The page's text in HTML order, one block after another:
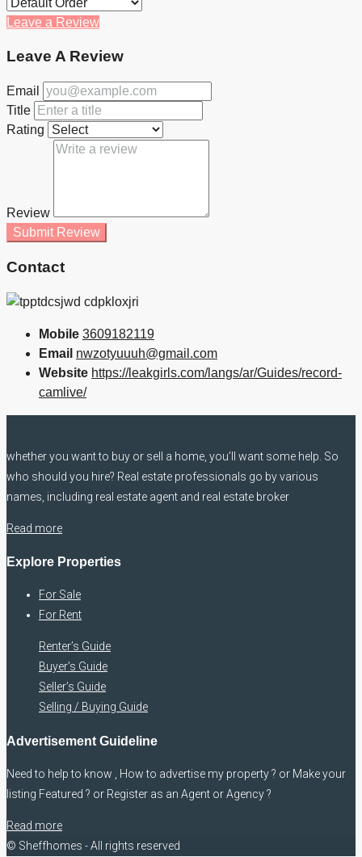
Leave a Review
Leave A Review
Email
Title
Rating
Review
Submit Review
Contact
Mobile 3609182119
Email nwzotyuuuh@gmail.com
Website https://leakgirls.com/langs/ar/Guides/record-
camlive/
whether you want to buy or sell a home, you’ll want some help. So
who should you hire? Real estate professionals go by various
names, including real estate agent and real estate broker
Read more
Explore Properties
For Sale
For Rent
Renter’s Guide
Buyer’s Guide
Seller’s Guide
Selling / Buying Guide
Advertisement Guideline
Need to help to know , How to advertise my property ? or Make your
listing Featured ? or Register as an Agent or Agency ?
Read more
© Sheffhomes - All rights reserved